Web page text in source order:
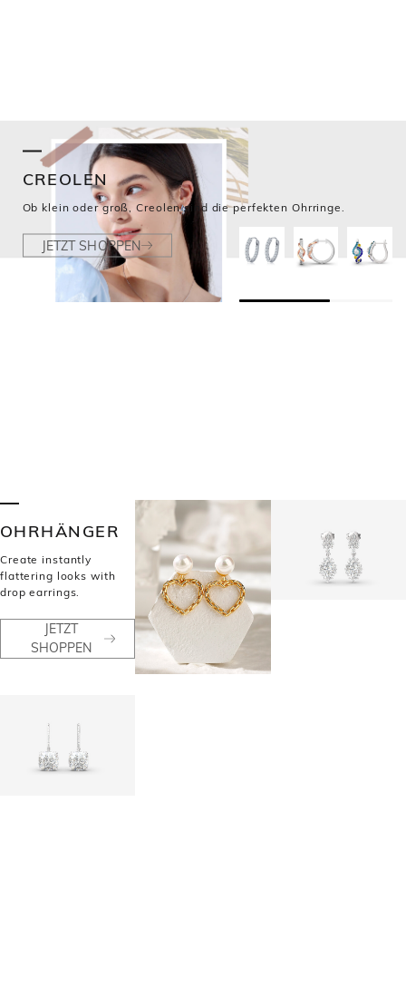
CREOLEN
Ob klein oder groß, Creolen sind die perfekten Ohrringe.
JETZT SHOPPEN
OHRHÄNGER
Create instantly
flattering looks with
drop earrings.
JETZT
SHOPPEN